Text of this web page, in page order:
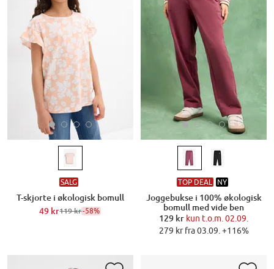
SALG
T-skjorte i økologisk bomull
49 kr119 kr-58%
TOP DEAL NY
Joggebukse i 100% økologisk
bomull med vide ben
129 kr kun t.o.m. 02.09.
279 kr fra 03.09. +116%